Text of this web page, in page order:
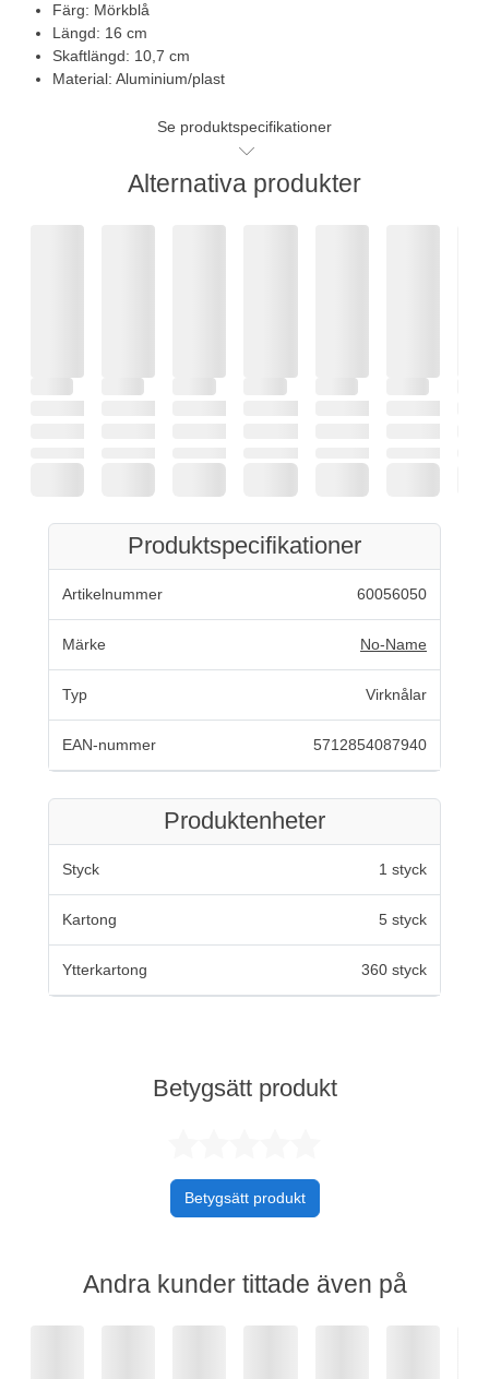
Färg: Mörkblå
Längd: 16 cm
Skaftlängd: 10,7 cm
Material: Aluminium/plast
Se produktspecifikationer
Alternativa produkter
Produktspecifikationer
Artikelnummer 60056050
Märke No-Name
Typ Virknålar
EAN-nummer 5712854087940
Produktenheter
Styck 1 styck
Kartong 5 styck
Ytterkartong 360 styck
Betygsätt produkt
Betygsätt produkt
Andra kunder tittade även på